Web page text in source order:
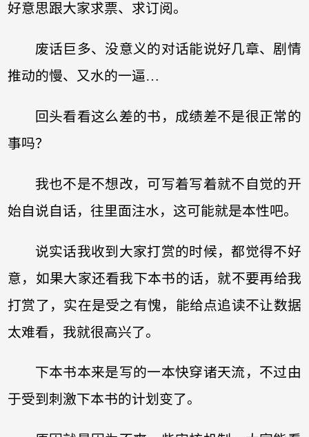
好意思跟大家求票、求订阅。
废话巨多、没意义的对话能说好几章、剧情
推动的慢、又水的一逼…
回头看看这么差的书，成绩差不是很正常的
事吗？
我也不是不想改，可写着写着就不自觉的开
始自说自话，往里面注水，这可能就是本性吧。
说实话我收到大家打赏的时候，都觉得不好
意，如果大家还看我下本书的话，就不要再给我
打赏了，实在是受之有愧，能给点追读不让数据
太难看，我就很高兴了。
下本书本来是写的一本快穿诸天流，不过由
于受到刺激下本书的计划变了。